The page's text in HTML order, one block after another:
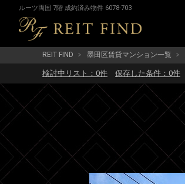
ルーツ両国 7階 成約済み物件 6078-703
REIT FIND 墨田区賃貸マンション一覧
検討中リスト： 0件 保存した条件： 0件